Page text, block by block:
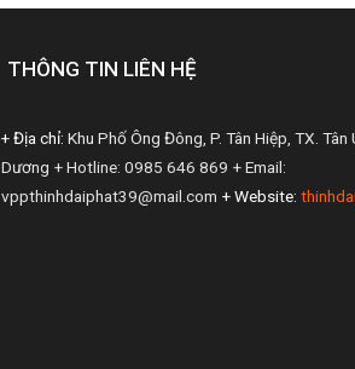
THÔNG TIN LIÊN HỆ
+ Địa chỉ: Khu Phố Ông Đông, P. Tân Hiệp, TX. Tân
Dương + Hotline: 0985 646 869 + Email:
vppthinhdaiphat39@mail.com + Website: